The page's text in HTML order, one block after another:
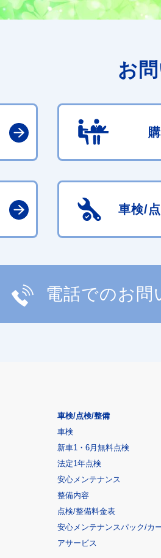
お
車検/
電話でのお問
車検/点検/整備
車検
新車1・6月無料点検
法定1年点検
安心メンテナンス
整備内容
点検/整備料金表
安心メンテナンスパック/カ
アサービス